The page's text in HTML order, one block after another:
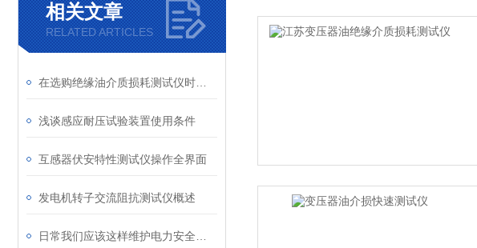
相关文章
RELATED ARTICLES
浅谈感应耐压试验装置使用条件
互感器伏安特性测试仪操作全界面
发电机转子交流阻抗测试仪概述